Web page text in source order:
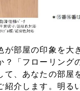
が部屋の印象を大
？「フローリング
て、あなたの部屋
紹介します。明る